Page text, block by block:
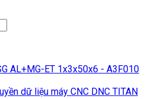
AL+MG-ET 1x3x50x6 - A3F010
dữ liệu máy CNC DNC TITAN